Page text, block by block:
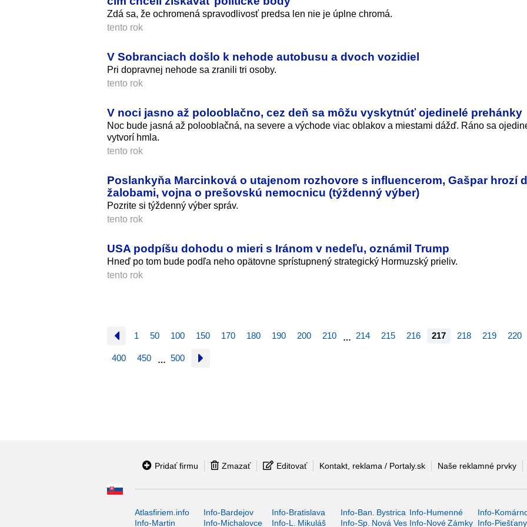
Zdá sa, že ochromená spravodlivosť predsa len nie je úplne chromá.
tento rok
V Sobranciach došlo k nehode autobusu a dvoch vozidiel
Pri dopravnej nehode sa zranili tri osoby.
tento rok
V noci jasno až polooblačno, cez deň sa môžu vyskytnúť ojedinelé prehánky
Noc bude jasná až polooblačná, na severe a východe viac oblakov a miestami dážď. Ráno sa
vytvorí hmla.
tento rok
Poslankyňa Marcinková o utajenom rozhovore s influencerom, Gašpar hrozí
žalobami, vojna o prešovskú nemocnicu (týždenný výber)
Pozrite si týždenný výber správ.
tento rok
USA podpíšu dohodu o mieri s Iránom v nedeľu, oznámil Trump
Hneď po tom bude podľa neho opätovne sprístupnený strategický Hormuzský prieliv.
tento rok
1 50 100 150 170 180 190 200 210 … 214 215 216 217 218 219 220
400 450 … 500
Pridať firmu Zmazať Editovať Kontakt, reklama / Portaly.sk Naše reklamné prvky
Atlasfiriem.info Info-Bardejov Info-Bratislava Info-Ban. Bystrica Info-Humenné Info-
Info-Martin
Info-Michalovce Info-L. Mikuláš Info-Sp. Nová Ves Info-Nové Zámky Info-Piešťany